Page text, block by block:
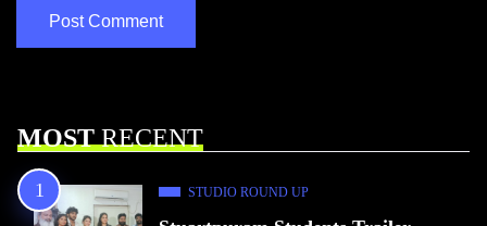
MOSTRECENT
STUDIO ROUND UP